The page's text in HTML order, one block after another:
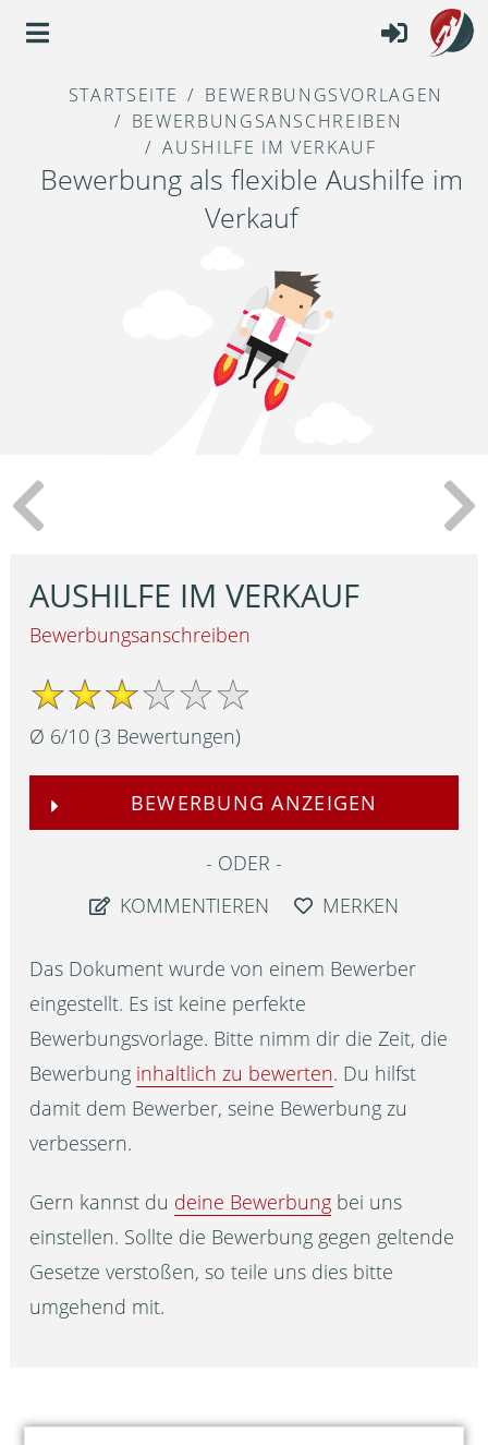
STARTSEITE
BEWERBUNGSVORLAGEN
BEWERBUNGSANSCHREIBEN
AUSHILFE IM VERKAUF
Bewerbung als flexible Aushilfe im
Verkauf
AUSHILFE IM VERKAUF
Bewerbungsanschreiben
Ø 6/10 (3 Bewertungen)
BEWERBUNG ANZEIGEN
ODER
KOMMENTIEREN
MERKEN
Das Dokument wurde von einem Bewerber
eingestellt. Es ist keine perfekte
Bewerbungsvorlage. Bitte nimm dir die Zeit, die
Bewerbung inhaltlich zu bewerten. Du hilfst
damit dem Bewerber, seine Bewerbung zu
verbessern.
Gern kannst du deine Bewerbung bei uns
einstellen. Sollte die Bewerbung gegen geltende
Gesetze verstoßen, so teile uns dies bitte
umgehend mit.